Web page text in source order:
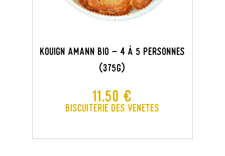
KOUIGN AMANN BIO - 4 À 5 PERSONNES
(375G)
Prix
11,50 €
Biscuiterie des Venetes